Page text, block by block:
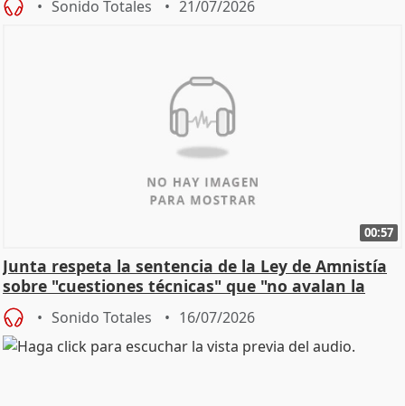
Sonido Totales 21/07/2026
00:57
Junta respeta la sentencia de la Ley de Amnistía
sobre "cuestiones técnicas" que "no avalan la
const
Sonido Totales 16/07/2026